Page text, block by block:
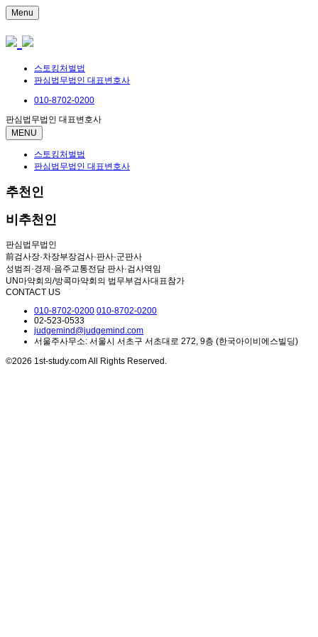
Menu
스토킹처벌법
판심법무법인 대표변호사
010-8702-0200
판심법무법인 대표변호사
MENU
스토킹처벌법
판심법무법인 대표변호사
추천인
비추천인
판심법무법인
前검사장·차장부장검사·판사·군판사
성범죄·경제·음주교통전담 판사·검사역임
UN마약회의/방콕마약회의 법무부검사대표참가
CONTACT US
010-8702-0200 010-8702-0200
02-523-0533
judgemind@judgemind.com
서울주사무소: 서울시 서초구 서초대로 272, 9층 (한국아이비에스빌딩)
©2026 1st-study.com All Rights Reserved.